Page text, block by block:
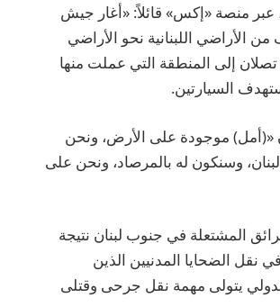
عبر منصة «إكس» قائلاً: «أغار جيش
الأراضي اللبنانية نحو الأراضي
إلى المنطقة التي عملت منها
السيارتين.
«(أمل) موجودة على الأرض، ونحن
وسنكون له بالمرصاد، ونحن على
المشتعلة في جنوب لبنان نتيجة
نقل الضحايا المدنيين الذين
يتولى مهمة نقل جرحى وقتلى